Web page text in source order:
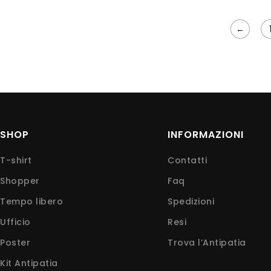
← 1
SHOP
T-shirt
Shopper
Tempo libero
Ufficio
Poster
Kit Antipatia
INFORMAZIONI
Contatti
Faq
Spedizioni
Resi
Trova l’Antipatia